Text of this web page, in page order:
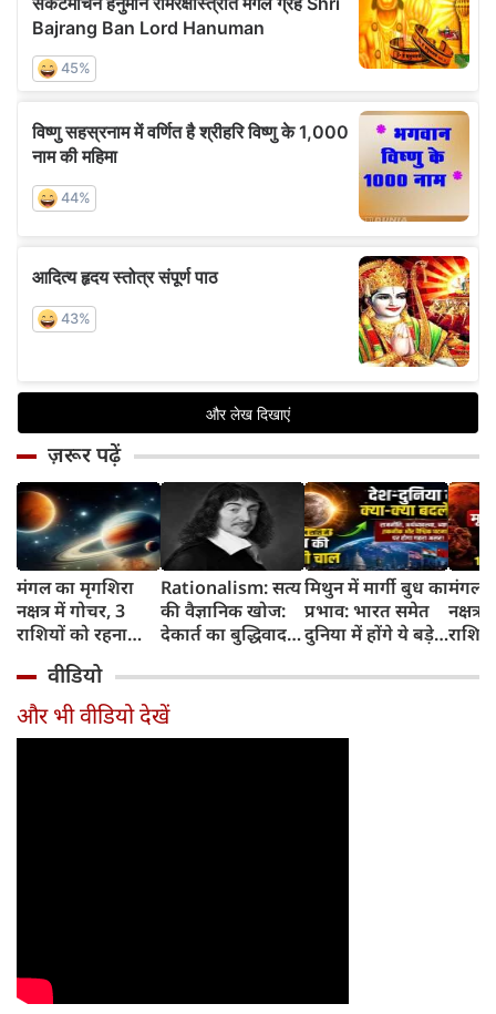
ज़रूर पढ़ें
मंगल का मृगशिरा
नक्षत्र में गोचर, 3
राशियों को रहना
सावधान
Rationalism: सत्य
की वैज्ञानिक खोज:
देकार्त का बुद्धिवाद
का जन्म
मिथुन में मार्गी बुध का
प्रभाव: भारत समेत
दुनिया में होंगे ये बड़े
मंगल
नक्षत्र
किसे
वीडियो
और भी वीडियो देखें